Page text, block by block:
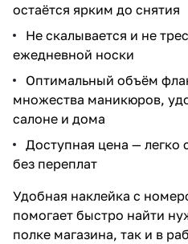
остаётся ярким до снятия
Не скалывается и не
ежедневной носки
Оптимальный объём
множества маникюров,
салоне и дома
Доступная цена — легко
без переплат
Удобная наклейка с
помогает быстро найти
полке магазина, так и в